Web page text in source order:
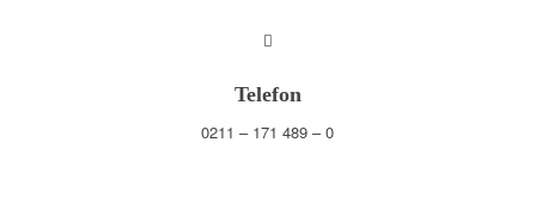
Telefon
0211 – 171 489 – 0